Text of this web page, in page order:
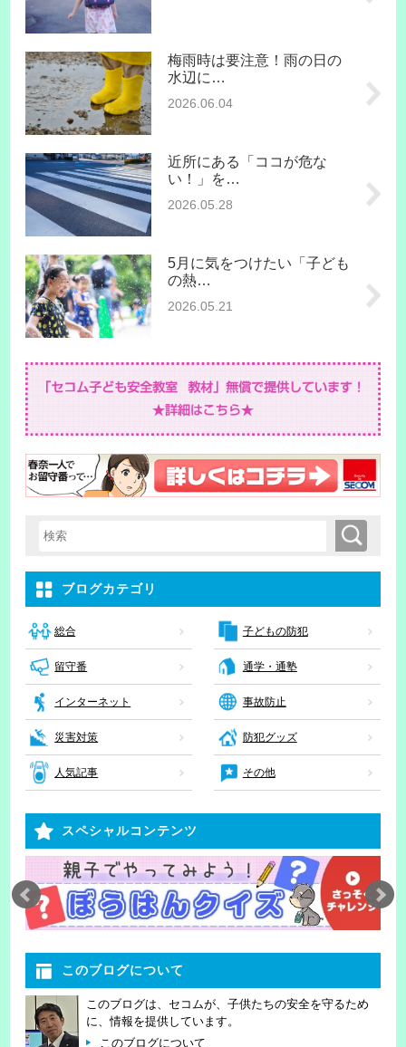
梅雨時は要注意！雨の日の
水辺に…
2026.06.04
近所にある「ココが危な
い！」を…
2026.05.28
5月に気をつけたい「子ども
の熱…
2026.05.21
検索キーワード入力 検索
ブログカテゴリ
総合 子どもの防犯
留守番 通学・通塾
インターネット 事故防止
災害対策 防犯グッズ
人気記事 その他
スペシャルコンテンツ
このブログについて
このブログは、セコムが、子供たちの安全を守るため
に、情報を提供しています。
このブログについて